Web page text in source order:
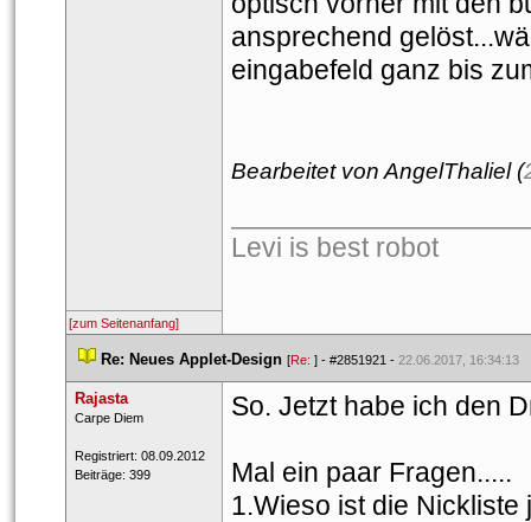
ansprechend
eingabefeld ganz bis
Bearbeitet von AngelThaliel (
Levi is best robot
[zum Seitenanfang]
Re: Neues Applet-Design [Re: ] - #2851921 - 22.06.2017, 16:34:13
Rajasta
​Carpe Diem
Registriert: 08.09.2012
Beiträge: 399
So. Jetzt habe ich den
Mal ein paar Fragen.....
1.Wieso ist die Nickliste